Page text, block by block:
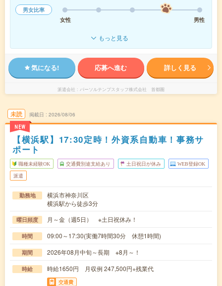
男女比率
女性
男性
もっと見る
気になる! 応募へ進む 詳しく見る
派遣会社 パーソルテンプスタッフ株式会社 首都圏
未読
NEW
掲載日 2026/08/06
【横浜駅】17:30定時！外資系自動車！事務サ
ポート
職種未経験OK 交通費別途支給あり 土日祝日が休み WEB登録OK
派遣
勤務地
横浜市神奈川区
横浜駅から徒歩3分
曜日頻度 月～金（週5日） ※土日祝休み！
時間 09:00～17:30(実働7時間30分 休憩1時間)
期間 2026年08月中旬～長期 ※8月～！
時給 時給1650円 月収例 247,500円+残業代
交通費